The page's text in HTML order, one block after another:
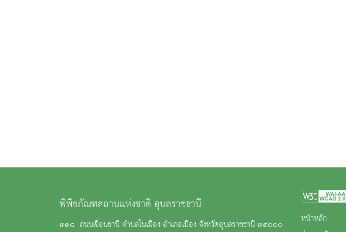
พิพิธภัณฑสถานแห่งชาติ อุบลราชธานี
๓๑๘ ถนนเขื่อนธานี ตำบลในเมือง อำเภอเมือง จังหวัดอุบลราชธานี ๓๔๐๐๐
หน้าหลัก